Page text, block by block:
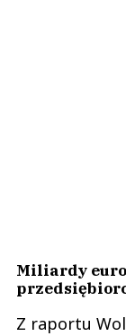
Miliardy
Z raportu